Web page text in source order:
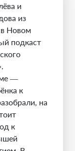
и
из
в Новом
подкаст
—
к
на
к